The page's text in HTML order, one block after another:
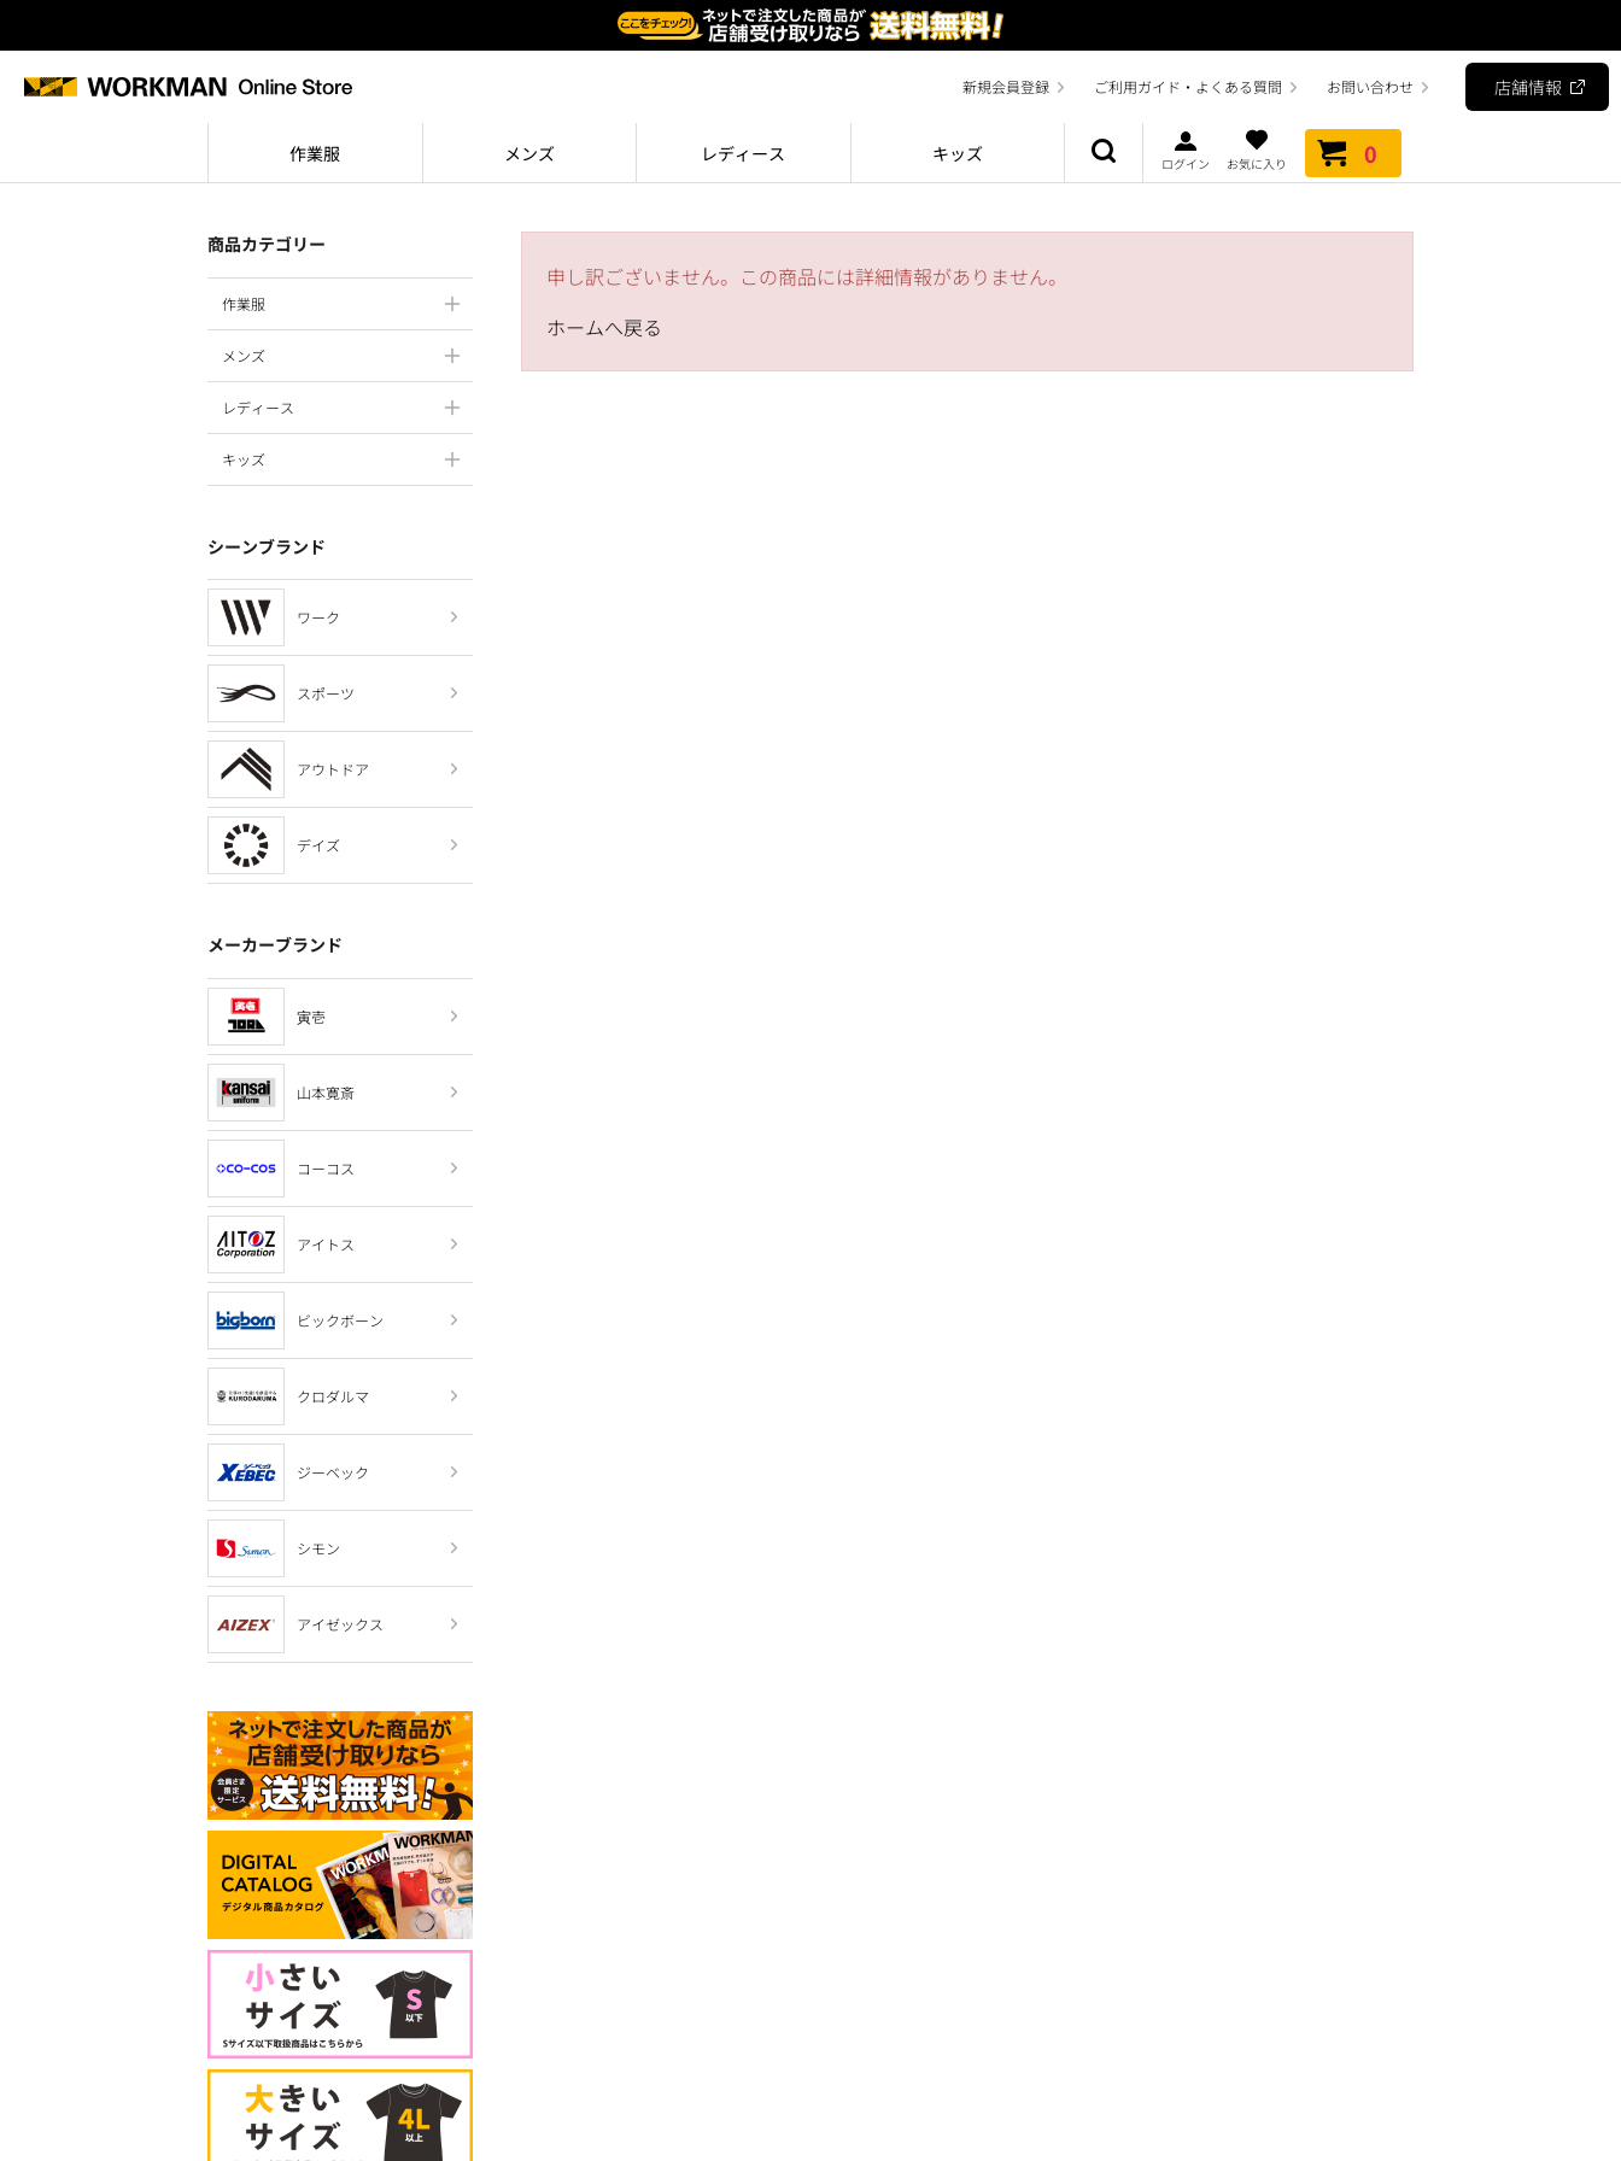
新規会員登録 ご利用ガイド・よくある質問 お問い合わせ 店舗情報
作業服 メンズ レディース キッズ ログイン お気に入り 0
商品カテゴリー
作業服
メンズ
レディース
キッズ
シーンブランド
ワーク
スポーツ
アウトドア
デイズ
メーカーブランド
寅壱
山本寛斎
コーコス
アイトス
ビックボーン
クロダルマ
ジーベック
シモン
アイゼックス
申し訳ございません。この商品には詳細情報がありません。
ホームへ戻る